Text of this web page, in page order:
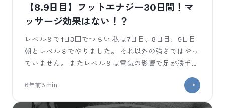
【8.9日目】フットエナジー30日間！マ
ッサージ効果はない！？
レベル８で1日3回でつらい 私は7日目、8日目、9日目
朝とレベル８でやりました。 それ以外の強さではやっ
ていません。 またレベル８は電気の影響で足が勝手に
トレ」と称し電気
6年前3min